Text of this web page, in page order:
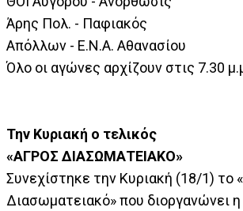
Άρης Πολ. - Παφιακός
Απόλλων - Ε.Ν.Α. Αθανασίου
Όλο οι αγώνες αρχίζουν στις 7.30
Την Κυριακή ο τελικός
«ΑΓΡΟΣ ΔΙΑΣΩΜΑΤΕΙΑΚΟ»
Συνεχίστηκε την Κυριακή (18/1) το
Διασωματειακό» που διοργανώνει